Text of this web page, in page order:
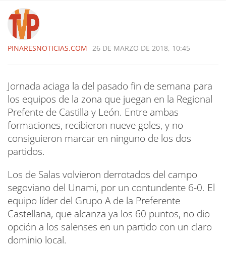
PINARESNOTICIAS.COM 26 DE MARZO DE 2018, 10:45
Jornada aciaga la del pasado fin de semana para
los equipos de la zona que juegan en la Regional
Prefente de Castilla y León. Entre ambas
formaciones, recibieron nueve goles, y no
consiguieron marcar en ninguno de los dos
partidos.
Los de Salas volvieron derrotados del campo
segoviano del Unami, por un contundente 6-0. El
equipo líder del Grupo A de la Preferente
Castellana, que alcanza ya los 60 puntos, no dio
opción a los salenses en un partido con un claro
dominio local.